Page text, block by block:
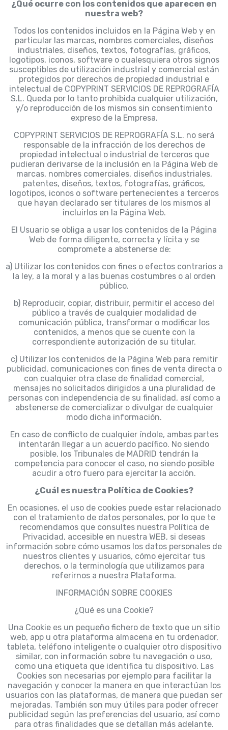
¿Qué ocurre con los contenidos que aparecen en
nuestra web?
Todos los contenidos incluidos en la Página Web y en
particular las marcas, nombres comerciales, diseños
industriales, diseños, textos, fotografías, gráficos,
logotipos, iconos, software o cualesquiera otros signos
susceptibles de utilización industrial y comercial están
protegidos por derechos de propiedad industrial e
intelectual de COPYPRINT SERVICIOS DE REPROGRAFÍA
S.L. Queda por lo tanto prohibida cualquier utilización,
y/o reproducción de los mismos sin consentimiento
expreso de la Empresa.
COPYPRINT SERVICIOS DE REPROGRAFÍA S.L. no será
responsable de la infracción de los derechos de
propiedad intelectual o industrial de terceros que
pudieran derivarse de la inclusión en la Página Web de
marcas, nombres comerciales, diseños industriales,
patentes, diseños, textos, fotografías, gráficos,
logotipos, iconos o software pertenecientes a terceros
que hayan declarado ser titulares de los mismos al
incluirlos en la Página Web.
El Usuario se obliga a usar los contenidos de la Página
Web de forma diligente, correcta y lícita y se
compromete a abstenerse de:
a) Utilizar los contenidos con fines o efectos contrarios a
la ley, a la moral y a las buenas costumbres o al orden
público.
b) Reproducir, copiar, distribuir, permitir el acceso del
público a través de cualquier modalidad de
comunicación pública, transformar o modificar los
contenidos, a menos que se cuente con la
correspondiente autorización de su titular.
c) Utilizar los contenidos de la Página Web para remitir
publicidad, comunicaciones con fines de venta directa o
con cualquier otra clase de finalidad comercial,
mensajes no solicitados dirigidos a una pluralidad de
personas con independencia de su finalidad, así como a
abstenerse de comercializar o divulgar de cualquier
modo dicha información.
En caso de conflicto de cualquier índole, ambas partes
intentarán llegar a un acuerdo pacífico. No siendo
posible, los Tribunales de MADRID tendrán la
competencia para conocer el caso, no siendo posible
acudir a otro fuero para ejercitar la acción.
¿Cuál es nuestra Política de Cookies?
En ocasiones, el uso de cookies puede estar relacionado
con el tratamiento de datos personales, por lo que te
recomendamos que consultes nuestra Política de
Privacidad, accesible en nuestra WEB, si deseas
información sobre cómo usamos los datos personales de
nuestros clientes y usuarios, cómo ejercitar tus
derechos, o la terminología que utilizamos para
referirnos a nuestra Plataforma.
INFORMACIÓN SOBRE COOKIES
¿Qué es una Cookie?
Una Cookie es un pequeño fichero de texto que un sitio
web, app u otra plataforma almacena en tu ordenador,
tableta, teléfono inteligente o cualquier otro dispositivo
similar, con información sobre tu navegación o uso,
como una etiqueta que identifica tu dispositivo. Las
Cookies son necesarias por ejemplo para facilitar la
navegación y conocer la manera en que interactúan los
usuarios con las plataformas, de manera que puedan ser
mejoradas. También son muy útiles para poder ofrecer
publicidad según las preferencias del usuario, así como
para otras finalidades que se detallan más adelante.